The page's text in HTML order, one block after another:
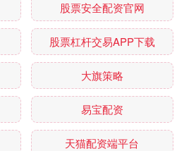
股票安全配资官网
股票杠杆交易APP下载
大旗策略
易宝配资
天猫配资端平台